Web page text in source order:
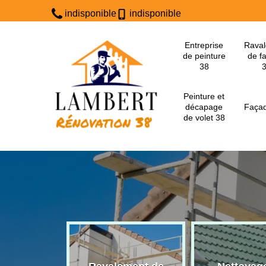
indisponible indisponible
Entreprise
de peinture
38
de
Peinture et
décapage
de volet 38